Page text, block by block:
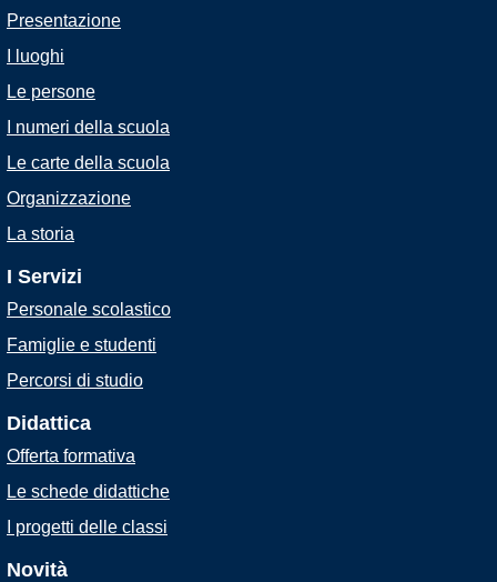
Presentazione
I luoghi
Le persone
I numeri della scuola
Le carte della scuola
Organizzazione
La storia
I Servizi
Personale scolastico
Famiglie e studenti
Percorsi di studio
Didattica
Offerta formativa
Le schede didattiche
I progetti delle classi
Novità